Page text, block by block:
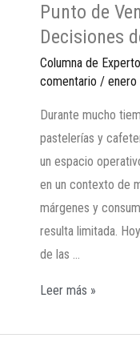
Punto de
Decisiones
Columna de
comentario / enero
Durante mucho
pastelerías y
un espacio
en un contexto de
márgenes y
resulta limitada.
de las …
Leer más »